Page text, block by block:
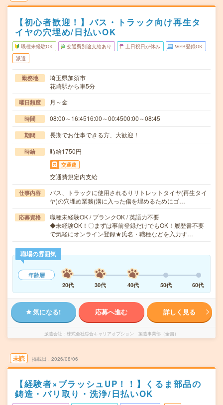
【初心者歓迎！】バス・トラック向け再生タ
イヤの穴埋め/日払いOK
職種未経験OK 交通費別途支給あり 土日祝日が休み WEB登録OK
派遣
勤務地
埼玉県加須市
花崎駅から車5分
曜日頻度 月～金
時間 08:00～16:4516:00～00:4500:00～08:45
期間 長期でお仕事できる方、大歓迎！
時給 時給1750円
交通費
交通費規定内支給
仕事内容
バス、トラックに使用されるりリトレットタイヤ(再生タイ
ヤ)の穴埋め業務(溝に入った傷を埋めるためにゴ…
応募資格
職種未経験OK / ブランクOK / 英語力不要
◆未経験OK！〇まずは事前登録だけでもOK！履歴書不要
で気軽にオンライン登録★氏名・職種などを入力す…
職場の雰囲気
年齢層
20代
30代 40代 50代 60代
気になる! 応募へ進む 詳しく見る
派遣会社 株式会社綜合キャリアオプション 製造事業部（全国）
未読 掲載日 2026/08/06
【経験者×ブラッシュUP！！】くるま部品の
鋳造・バリ取り・洗浄/日払いOK